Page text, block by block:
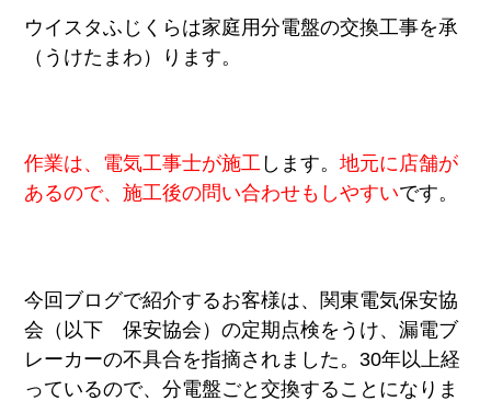
ウイスタふじくらは家庭用分電盤の交換工事を承
（うけたまわ）ります。
作業は、電気工事士が施工 します。地元に店舗が
あるので、施工後の問い合わせもしやすいです。
今回ブログで紹介するお客様は、 関東電気保安協
会（以下 保安協会）の定期点検をうけ、漏電ブ
レーカーの不具合を指摘されました。30年以上経
っているので、分電盤ごと交換することになりま